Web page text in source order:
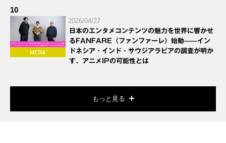
10
2026/04/27
日本のエンタメコンテンツの魅力を世界に響かせ
るFANFARE（ファンファーレ）始動——イン
ドネシア・インド・サウジアラビアの調査が明か
す、アニメIPの可能性とは
もっと見る